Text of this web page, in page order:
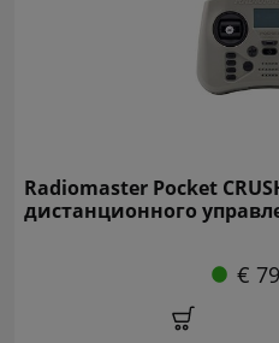
Radiomaster Pocket
дистанционного
€